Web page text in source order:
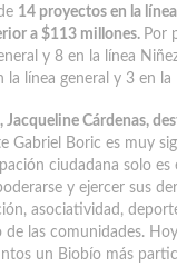
14 proyectos en la
a $113 millones. Por
y 8 en la línea
línea general y 3 en la
Jacqueline Cárdenas,
Gabriel Boric es muy
ciudadana solo
y ejercer sus
asociatividad,
las comunidades.
un Biobío más